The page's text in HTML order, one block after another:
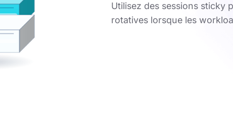
Utilisez des sessions sticky
rotatives lorsque les